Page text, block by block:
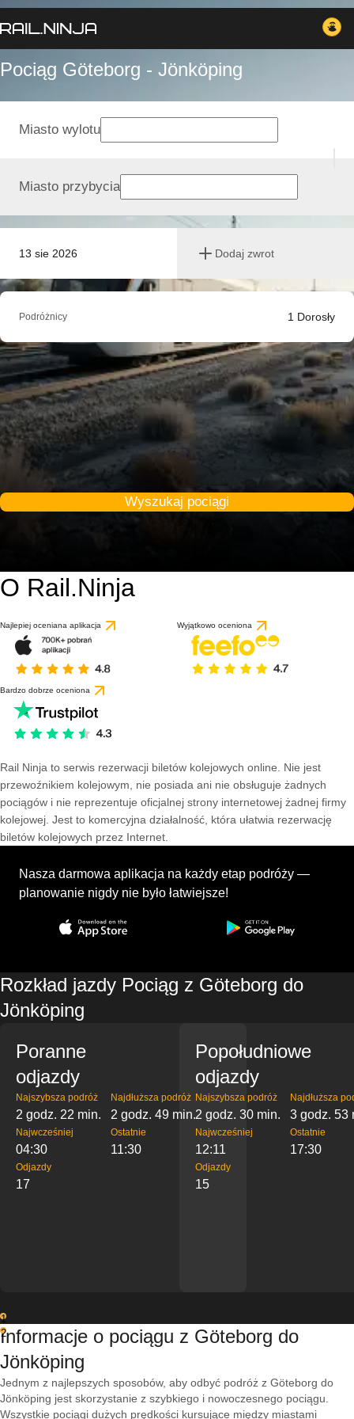
Pociąg Göteborg - Jönköping
13 sie 2026 Dodaj zwrot
Miasto wylotu
Miasto przybycia
Podróżnicy 1 Dorosły
Wyszukaj pociągi
O Rail.Ninja
Najlepiej oceniana aplikacja Wyjątkowo oceniona
Bardzo dobrze oceniona
Rail Ninja to serwis rezerwacji biletów kolejowych online. Nie jest
przewoźnikiem kolejowym, nie posiada ani nie obsługuje żadnych
pociągów i nie reprezentuje oficjalnej strony internetowej żadnej firmy
kolejowej. Jest to komercyjna działalność, która ułatwia rezerwację
biletów kolejowych przez Internet.
Nasza darmowa aplikacja na każdy etap podróży —
planowanie nigdy nie było łatwiejsze!
Rozkład jazdy Pociąg z Göteborg do
Jönköping
Poranne
odjazdy
Najszybsza podróż
2 godz. 22 min.
Najdłuższa podróż
2 godz. 49 min.
Najwcześniej
04:30
Ostatnie
11:30
Odjazdy
17
Popołudniowe
odjazdy
Najszybsza podróż
2 godz. 30 min.
Najdłuższa
3 godz. 53
Najwcześniej
12:11
Ostatnie
17:30
Odjazdy
15
1
2
Informacje o pociągu z Göteborg do
Jönköping
Jednym z najlepszych sposobów, aby odbyć podróż z Göteborg do
Jönköping jest skorzystanie z szybkiego i nowoczesnego pociągu.
Wszystkie pociągi dużych prędkości kursujące między miastami